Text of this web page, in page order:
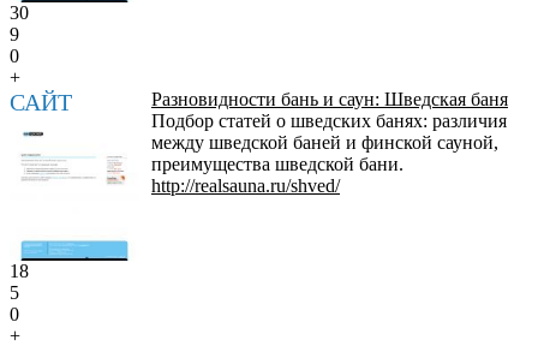
30
9
0
+
САЙТ
Разновидности бань и саун: Шведская баня
Подбор статей о шведских банях: различия
между шведской баней и финской сауной,
преимущества шведской бани.
http://realsauna.ru/shved/
18
5
0
+